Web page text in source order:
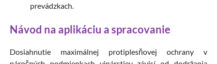
prevádzkach.
Návod na aplikáciu a spracovanie
Dosiahnutie maximálnej protiplesňovej ochrany v